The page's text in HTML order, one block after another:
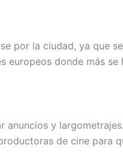
por la ciudad, ya que
europeos donde más
y
de cine para